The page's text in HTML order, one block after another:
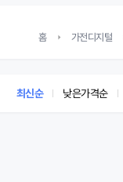
홈 가전디지털
최신순 낮은가격순